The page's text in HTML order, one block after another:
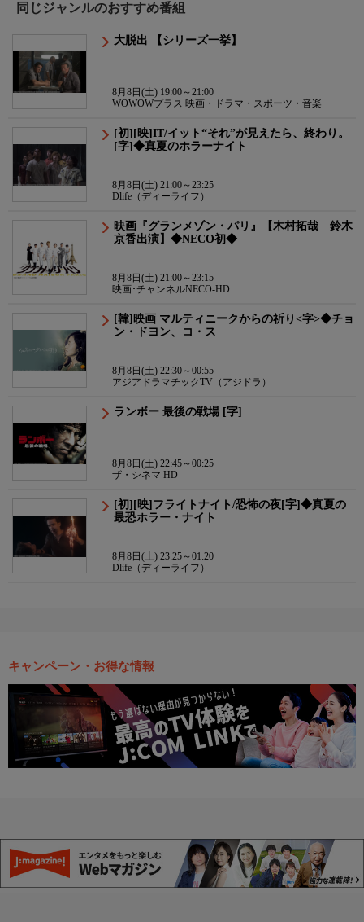
同じジャンルのおすすめ番組
大脱出 【シリーズ一挙】
8月8日(土) 19:00～21:00
WOWOWプラス 映画・ドラマ・スポーツ・音楽
[初][映]IT/イット“それ”が見えたら、終わり。
[字]◆真夏のホラーナイト
8月8日(土) 21:00～23:25
Dlife（ディーライフ）
映画『グランメゾン・パリ』【木村拓哉 鈴木
京香出演】◆NECO初◆
8月8日(土) 21:00～23:15
映画･チャンネルNECO-HD
[韓]映画 マルティニークからの祈り<字>◆チョ
ン・ドヨン、コ・ス
8月8日(土) 22:30～00:55
アジアドラマチックTV（アジドラ）
ランボー 最後の戦場 [字]
8月8日(土) 22:45～00:25
ザ・シネマ HD
[初][映]フライトナイト/恐怖の夜[字]◆真夏の
最恐ホラー・ナイト
8月8日(土) 23:25～01:20
Dlife（ディーライフ）
キャンペーン・お得な情報